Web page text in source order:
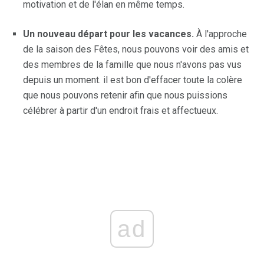
motivation et de l'élan en même temps.
Un nouveau départ pour les vacances. À l'approche
de la saison des Fêtes, nous pouvons voir des amis et
des membres de la famille que nous n'avons pas vus
depuis un moment. il est bon d'effacer toute la colère
que nous pouvons retenir afin que nous puissions
célébrer à partir d'un endroit frais et affectueux.
ad